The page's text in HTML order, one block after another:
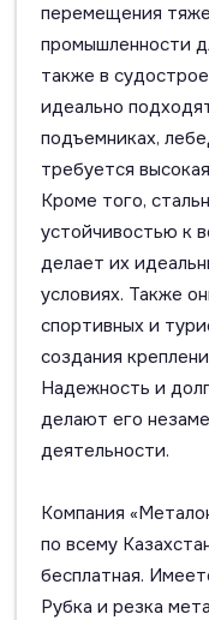
перемещения
промышленности
также в
идеально
подъемниках,
требуется
Кроме того,
устойчивостью к
делает их
условиях. Также
спортивных и
создания
Надежность и
делают его
деятельности.
Компания
по всему
бесплатная.
Рубка и резка